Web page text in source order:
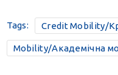
Tags: Credit Mobility/
Mobility/Академічна